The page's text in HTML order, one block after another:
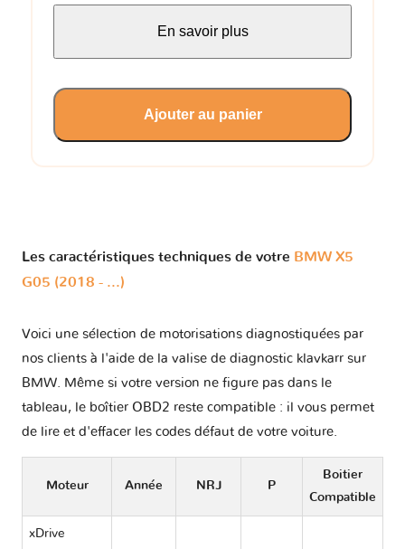
En savoir plus
Ajouter au panier
Les caractéristiques techniques de votre BMW X5
G05 (2018 - ...)
Voici une sélection de motorisations diagnostiquées par
nos clients à l'aide de la valise de diagnostic klavkarr sur
BMW. Même si votre version ne figure pas dans le
tableau, le boîtier OBD2 reste compatible : il vous permet
de lire et d'effacer les codes défaut de votre voiture.
Moteur Année NRJ P
Boitier
Compatible
xDrive